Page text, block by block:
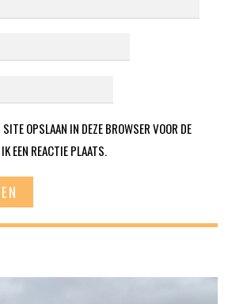
OPSLAAN IN DEZE BROWSER VOOR DE
EEN REACTIE PLAATS.